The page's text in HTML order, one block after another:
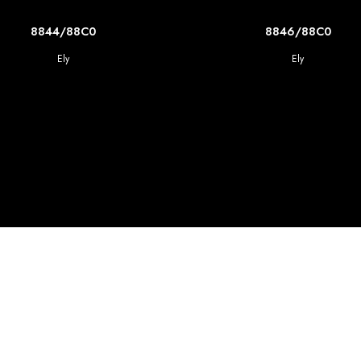
SCOPRI DI PIU'
8844/88C0
Ely
SCOPRI DI PIU'
8846/88C0
Ely